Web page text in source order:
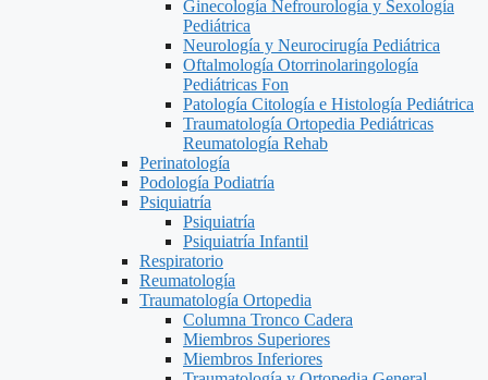
Ginecología Nefrourología y Sexología
Pediátrica
Neurología y Neurocirugía Pediátrica
Oftalmología Otorrinolaringología
Pediátricas Fon
Patología Citología e Histología Pediátrica
Traumatología Ortopedia Pediátricas
Reumatología Rehab
Perinatología
Podología Podiatría
Psiquiatría
Psiquiatría
Psiquiatría Infantil
Respiratorio
Reumatología
Traumatología Ortopedia
Columna Tronco Cadera
Miembros Superiores
Miembros Inferiores